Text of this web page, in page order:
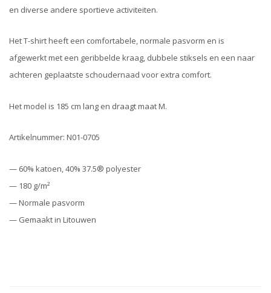
en diverse andere sportieve activiteiten.
Het T-shirt heeft een comfortabele, normale pasvorm en is
afgewerkt met een geribbelde kraag, dubbele stiksels en een naar
achteren geplaatste schoudernaad voor extra comfort.
Het model is 185 cm lang en draagt ​​maat M.
Artikelnummer: N01-0705
— 60% katoen, 40% 37.5® polyester
— 180 g/m²
— Normale pasvorm
— Gemaakt in Litouwen